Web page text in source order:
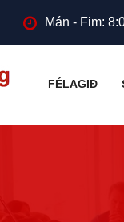
Mán - Fim:
FÉLAGIÐ